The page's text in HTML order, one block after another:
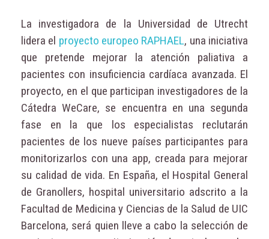
La investigadora de la Universidad de Utrecht
lidera el proyecto europeo RAPHAEL, una iniciativa
que pretende mejorar la atención paliativa a
pacientes con insuficiencia cardíaca avanzada. El
proyecto, en el que participan investigadores de la
Cátedra WeCare, se encuentra en una segunda
fase en la que los especialistas reclutarán
pacientes de los nueve países participantes para
monitorizarlos con una app, creada para mejorar
su calidad de vida. En España, el Hospital General
de Granollers, hospital universitario adscrito a la
Facultad de Medicina y Ciencias de la Salud de UIC
Barcelona, será quien lleve a cabo la selección de